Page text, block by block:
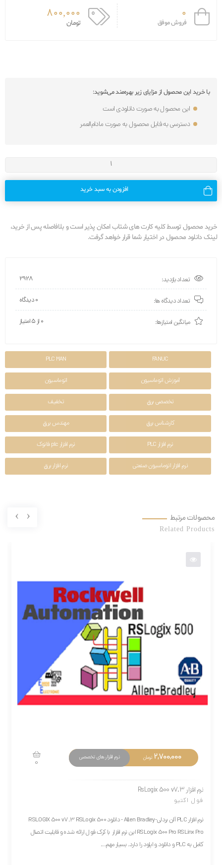
0
فروش موفق
800,000
تومان
با خرید این محصول از مزایای زیر بهره‌مند می‌شوید:
این محصول به صورت دانلودی است
دسترسی به فایل محصول به صورت مادام‌العمر
افزودن به سبد خرید
خرید محصول توسط کلیه کارت های شتاب امکان پذیر است و بلافاصله پس از خرید،
لینک دانلود محصول در اختیار شما قرار خواهد گرفت.
تعداد بازدید: 2928
تعداد دیدگاه ها: 0 دیدگاه
میانگین امتیازها: 0 از ۵ امتیاز
FANUC
PLC MAN
آموزش اتوماسیون اتوماسیون
تخصصی برق تخفیف
کارشناس برق مهندس یرق
نرم افزار PLC نرم افزار plc فانوک
نرم افزار اتوماسیون صنعتی نرم افزار برق
محصولات مرتبط
Related Products
2,700,000 تومان نرم افزار های تخصصی
0
نرم افزار RsLogix 500 v7.3
فول اکتیو
نرم افزار PLC آلن بردلی-Allen Bradley - دانلود RSLOGIX 500 v7.3 RSLogix 500
RSLogix 500 Pro RSLinx Pro این نرم افزار با کرک فول ارائه شده و قابلیت اتصال
کامل به PLC و دانلود و اپلود را دارد. بسیار مهم...
‹
›